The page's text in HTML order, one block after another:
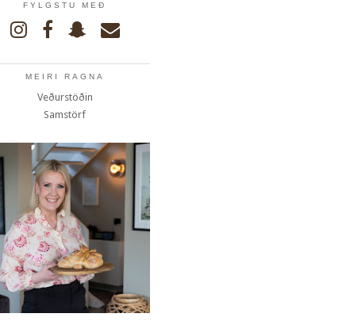
FYLGSTU MEÐ
MEIRI RAGNA
Veðurstöðin
Samstörf